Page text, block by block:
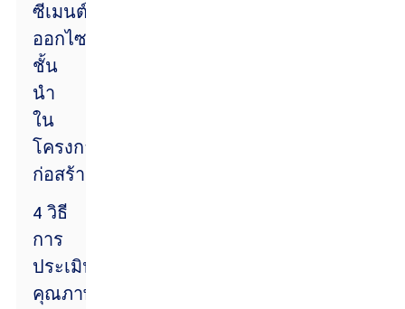
ซีเมนต์
ออกไซด์
ชั้น
นำ
ใน
โครงการ
ก่อสร้าง
4 วิธี
การ
ประเมิน
คุณภาพ